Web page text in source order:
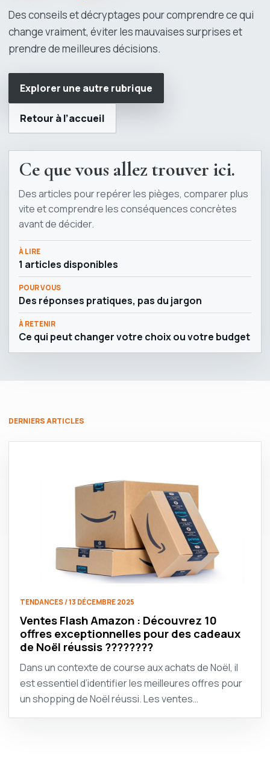
Des conseils et décryptages pour comprendre ce qui
change vraiment, éviter les mauvaises surprises et
prendre de meilleures décisions.
Explorer une autre rubrique
Retour à l’accueil
Ce que vous allez trouver ici.
Des articles pour repérer les pièges, comparer plus
vite et comprendre les conséquences concrètes
avant de décider.
À LIRE
1 articles disponibles
POUR VOUS
Des réponses pratiques, pas du jargon
À RETENIR
Ce qui peut changer votre choix ou votre budget
DERNIERS ARTICLES
TENDANCES / 13 DÉCEMBRE 2025
Ventes Flash Amazon : Découvrez 10
offres exceptionnelles pour des cadeaux
de Noël réussis ????????
Dans un contexte de course aux achats de Noël, il
est essentiel d’identifier les meilleures offres pour
un shopping de Noël réussi. Les ventes…